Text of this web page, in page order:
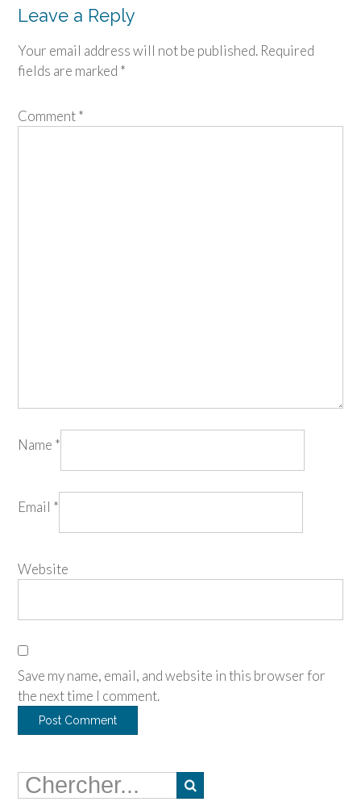
Leave a Reply
Your email address will not be published. Required
fields are marked *
Comment*
Name *
Email *
Website
Save my name, email, and website in this browser for
the next time I comment.